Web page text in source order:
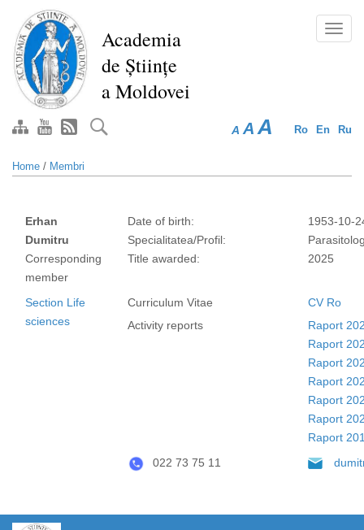
main
content
Academia
de Științe
a Moldovei
Ro En Ru
A A A
Home / Membri
Erhan
Dumitru
Corresponding
member
Date of birth:
Specialitatea/Profil:
Title awarded:
1953-10-
2025
Section Life
sciences
Curriculum Vitae
Activity reports
CV Ro
Raport
Raport
Raport
Raport
Raport
Raport
Raport
022 73 75 11
https://propletenie.ru/